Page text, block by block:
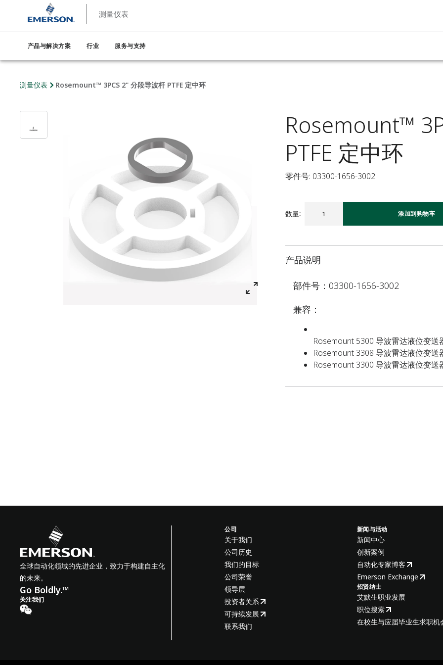
测量仪表
产品与解决方案 行业 服务与支持
测量仪表 Rosemount™ 3PCS 2" 分段导波杆 PTFE 定中环
Rosemount™
PTFE 定中环
零件号: 03300-1656-3002
数量: 添加到购物车
产品说明
部件号：03300-1656-3002
兼容：
Rosemount 5300 导波雷达液位变送
Rosemount 3308 导波雷达液位变送
Rosemount 3300 导波雷达液位变送
全球自动化领域的先进企业，致力于构建自主化
的未来。
Go Boldly.™
关注我们
公司
关于我们
公司历史
我们的目标
公司荣誉
领导层
投资者关系
可持续发展
联系我们
新闻与活动
新闻中心
创新案例
自动化专家博客
Emerson Exchange
招贤纳士
艾默生职业发展
职位搜索
在校生与应届毕业生求职机